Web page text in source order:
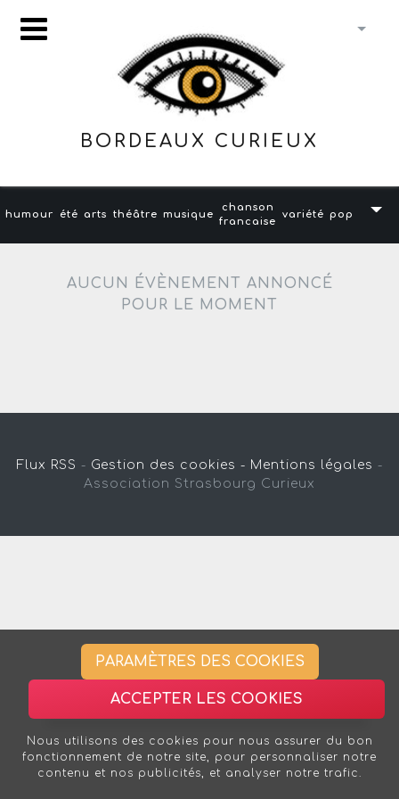
BORDEAUX CURIEUX
humour été arts théâtre musique
chanson
francaise
variété pop
AUCUN ÉVÈNEMENT ANNONCÉ
POUR LE MOMENT
Flux RSS - Gestion des cookies - Mentions légales -
Association Strasbourg Curieux
PARAMÈTRES DES COOKIES
ACCEPTER LES COOKIES
Nous utilisons des cookies pour nous assurer du bon
fonctionnement de notre site, pour personnaliser notre
contenu et nos publicités, et analyser notre trafic.